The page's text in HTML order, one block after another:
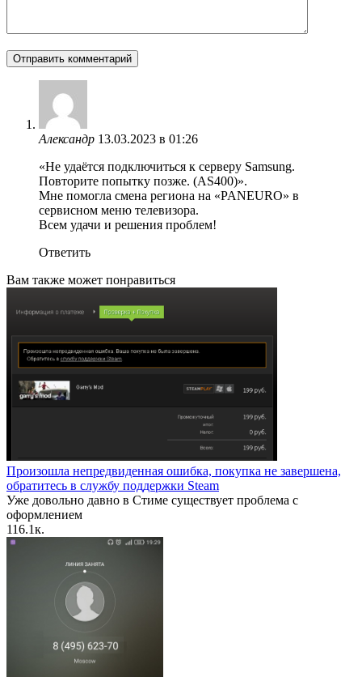
Александр 13.03.2023 в 01:26
«Не удаётся подключиться к серверу Samsung.
Повторите попытку позже. (AS400)».
Мне помогла смена региона на «PANEURO» в
сервисном меню телевизора.
Всем удачи и решения проблем!
Ответить
Вам также может понравиться
Произошла непредвиденная ошибка, покупка не завершена,
обратитесь в службу поддержки Steam
Уже довольно давно в Стиме существует проблема с
оформлением
116.1к.